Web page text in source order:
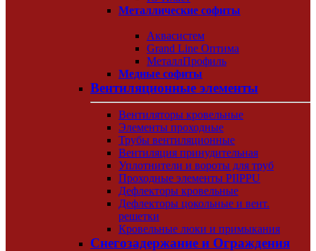
Металлические софиты
Аквасистем
Grand Line Оптима
МеталлПрофиль
Медные софиты
Вентиляционные элементы
Вентиляторы кровельные
Элементы проходные
Трубы вентиляционные
Вентиляция принудительная
Уплотнители и вороты для труб
Проходные элементы PIIPPU
Дефлекторы кровельные
Дефлекторы цокольные и вент.
решетки
Кровельные люки и примыкания
Снегозадержание и Ограждения